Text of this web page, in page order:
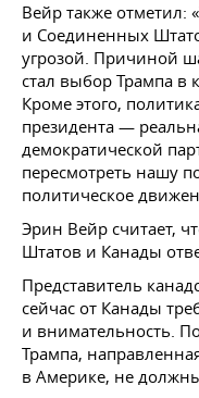
Вейр также отметил:
и Соединенных
угрозой. Причиной
стал выбор Трампа в
Кроме этого,
президента —
демократической
пересмотреть нашу
политическое
Эрин Вейр считает,
Штатов и Канады
Представитель
сейчас от Канады
и внимательность.
Трампа,
в Америке, не